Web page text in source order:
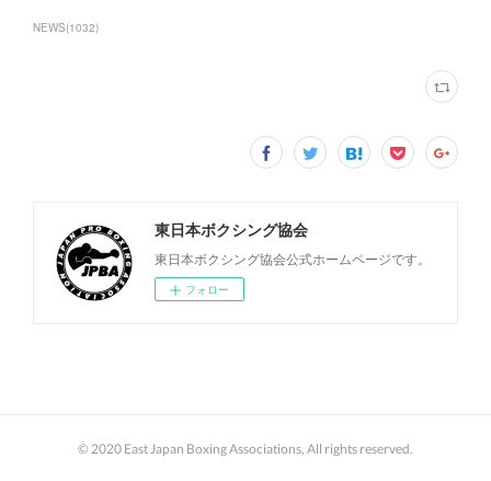
NEWS(1032)
東日本ボクシング協会
東日本ボクシング協会公式ホームページです。
フォロー
© 2020 East Japan Boxing Associations, All rights reserved.